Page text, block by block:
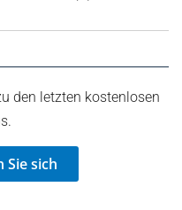
den letzten kostenlosen
Sie sich